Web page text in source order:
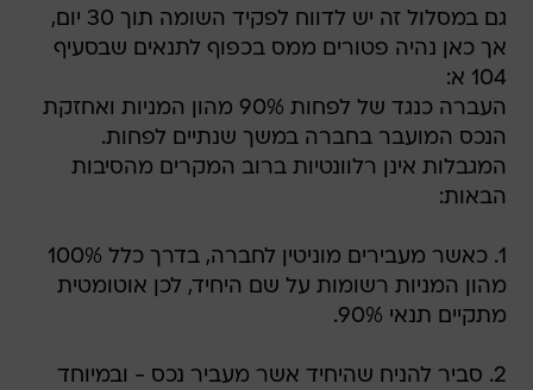
גם במסלול זה יש לדווח לפקיד השומה תוך 30 יום,
אך כאן נהיה פטורים ממס בכפוף לתנאים שבסעיף
104 א:
העברה כנגד של לפחות 90% מהון המניות ואחזקת
הנכס המועבר בחברה במשך שנתיים לפחות.
המגבלות אינן רלוונטיות ברוב המקרים מהסיבות
הבאות:
1. כאשר מעבירים מוניטין לחברה, בדרך כלל 100%
מהון המניות רשומות על שם היחיד, לכן אוטומטית
מתקיים תנאי 90%.
2. סביר להניח שהיחיד אשר מעביר נכס - ובמיוחד